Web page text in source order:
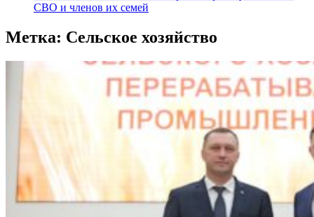
СВО и членов их семей
Метка: Сельское хозяйство